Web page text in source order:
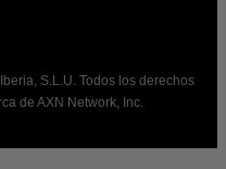
S.L.U. Todos los derechos
de AXN Network, Inc.